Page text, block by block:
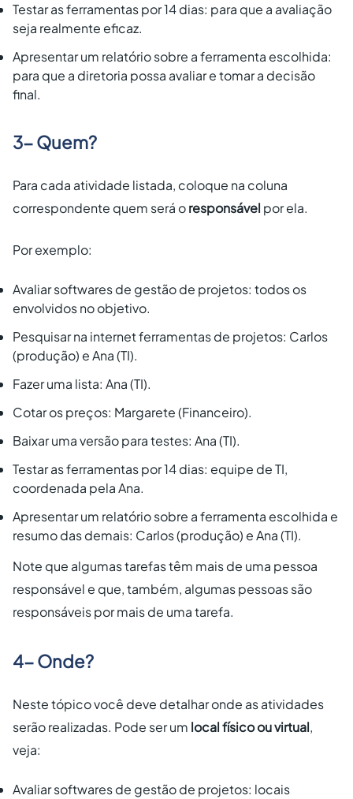
Testar as ferramentas por 14 dias: para que a avaliação
seja realmente eficaz.
Apresentar um relatório sobre a ferramenta escolhida:
para que a diretoria possa avaliar e tomar a decisão
final.
3- Quem?
Para cada atividade listada, coloque na coluna
correspondente quem será oresponsável por ela.
Por exemplo:
Avaliar softwares de gestão de projetos: todos os
envolvidos no objetivo.
Pesquisar na internet ferramentas de projetos: Carlos
(produção) e Ana (TI).
Fazer uma lista: Ana (TI).
Cotar os preços: Margarete (Financeiro).
Baixar uma versão para testes: Ana (TI).
Testar as ferramentas por 14 dias: equipe de TI,
coordenada pela Ana.
Apresentar um relatório sobre a ferramenta escolhida e
resumo das demais: Carlos (produção) e Ana (TI).
Note que algumas tarefas têm mais de uma pessoa
responsável e que, também, algumas pessoas são
responsáveis por mais de uma tarefa.
4- Onde?
Neste tópico você deve detalhar onde as atividades
serão realizadas. Pode ser um local físico ou virtual,
veja:
Avaliar softwares de gestão de projetos: locais